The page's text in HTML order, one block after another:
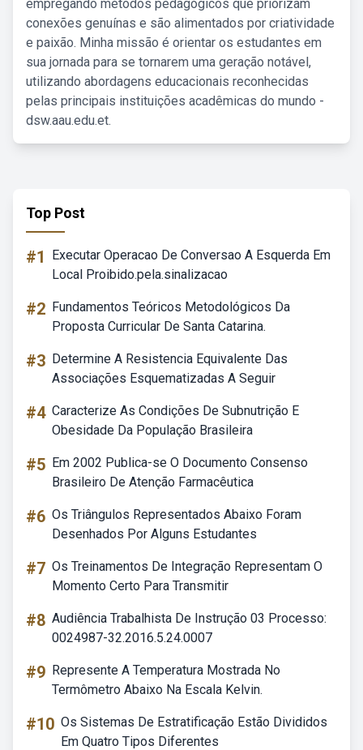
empregando métodos pedagógicos que priorizam
conexões genuínas e são alimentados por criatividade
e paixão. Minha missão é orientar os estudantes em
sua jornada para se tornarem uma geração notável,
utilizando abordagens educacionais reconhecidas
pelas principais instituições acadêmicas do mundo -
dsw.aau.edu.et.
Top Post
#1
Executar Operacao De Conversao A Esquerda Em
Local Proibido.pela.sinalizacao
#2 Fundamentos Teóricos Metodológicos Da
Proposta Curricular De Santa Catarina.
#3 Determine A Resistencia Equivalente Das
Associações Esquematizadas A Seguir
#4 Caracterize As Condições De Subnutrição E
Obesidade Da População Brasileira
#5 Em 2002 Publica-se O Documento Consenso
Brasileiro De Atenção Farmacêutica
#6 Os Triângulos Representados Abaixo Foram
Desenhados Por Alguns Estudantes
#7 Os Treinamentos De Integração Representam O
Momento Certo Para Transmitir
#8 Audiência Trabalhista De Instrução 03 Processo:
0024987-32.2016.5.24.0007
#9 Represente A Temperatura Mostrada No
Termômetro Abaixo Na Escala Kelvin.
#10 Os Sistemas De Estratificação Estão Divididos
Em Quatro Tipos Diferentes